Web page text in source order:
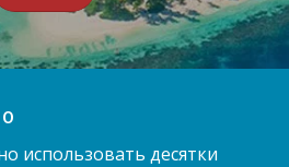
использовать десятки